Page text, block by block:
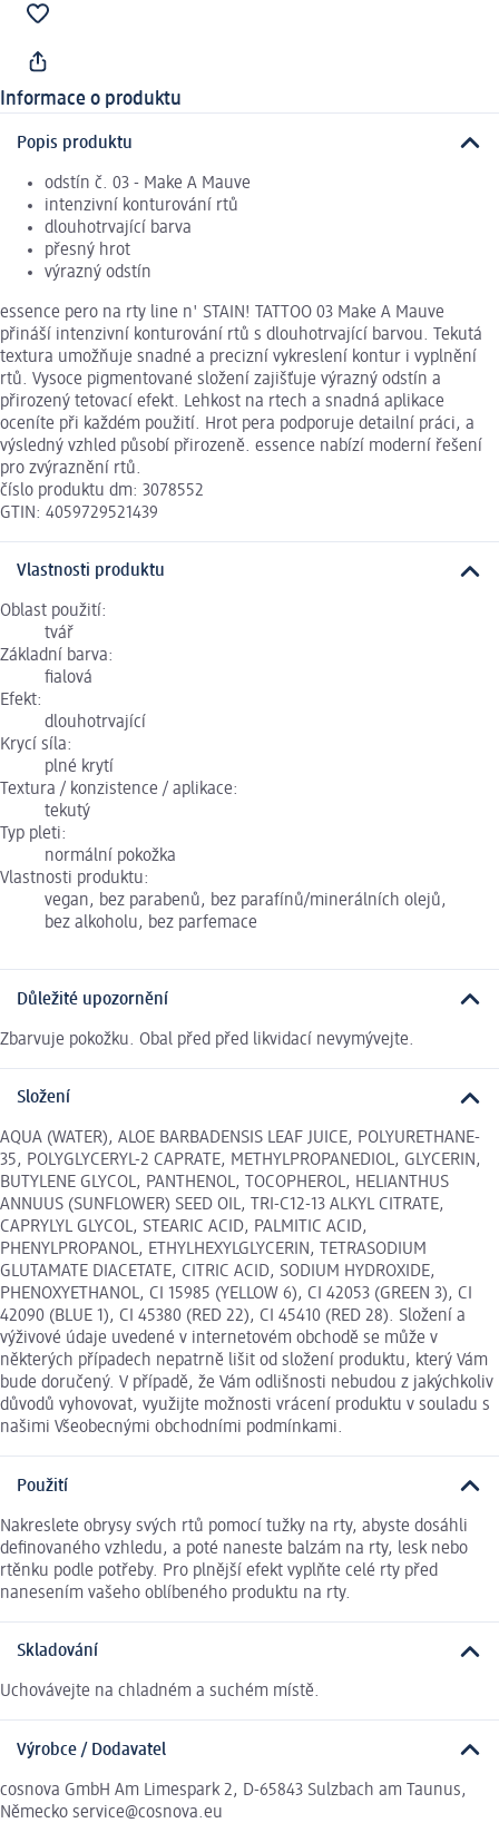
Informace o produktu
Popis produktu
odstín č. 03 - Make A Mauve
intenzivní konturování rtů
dlouhotrvající barva
přesný hrot
výrazný odstín
essence pero na rty line n' STAIN! TATTOO 03 Make A Mauve
přináší intenzivní konturování rtů s dlouhotrvající barvou. Tekutá
textura umožňuje snadné a precizní vykreslení kontur i vyplnění
rtů. Vysoce pigmentované složení zajišťuje výrazný odstín a
přirozený tetovací efekt. Lehkost na rtech a snadná aplikace
oceníte při každém použití. Hrot pera podporuje detailní práci, a
výsledný vzhled působí přirozeně. essence nabízí moderní řešení
pro zvýraznění rtů.
číslo produktu dm: 3078552
GTIN: 4059729521439
Vlastnosti produktu
Oblast použití:
tvář
Základní barva:
fialová
Efekt:
dlouhotrvající
Krycí síla:
plné krytí
Textura / konzistence / aplikace:
tekutý
Typ pleti:
normální pokožka
Vlastnosti produktu:
vegan, bez parabenů, bez parafínů/minerálních olejů,
bez alkoholu, bez parfemace
Důležité upozornění
Zbarvuje pokožku. Obal před před likvidací nevymývejte.
Složení
AQUA (WATER), ALOE BARBADENSIS LEAF JUICE, POLYURETHANE-
35, POLYGLYCERYL-2 CAPRATE, METHYLPROPANEDIOL, GLYCERIN,
BUTYLENE GLYCOL, PANTHENOL, TOCOPHEROL, HELIANTHUS
ANNUUS (SUNFLOWER) SEED OIL, TRI-C12-13 ALKYL CITRATE,
CAPRYLYL GLYCOL, STEARIC ACID, PALMITIC ACID,
PHENYLPROPANOL, ETHYLHEXYLGLYCERIN, TETRASODIUM
GLUTAMATE DIACETATE, CITRIC ACID, SODIUM HYDROXIDE,
PHENOXYETHANOL, CI 15985 (YELLOW 6), CI 42053 (GREEN 3), CI
42090 (BLUE 1), CI 45380 (RED 22), CI 45410 (RED 28). Složení a
výživové údaje uvedené v internetovém obchodě se může v
některých případech nepatrně lišit od složení produktu, který Vám
bude doručený. V případě, že Vám odlišnosti nebudou z jakýchkoliv
důvodů vyhovovat, využijte možnosti vrácení produktu v souladu s
našimi Všeobecnými obchodními podmínkami.
Použití
Nakreslete obrysy svých rtů pomocí tužky na rty, abyste dosáhli
definovaného vzhledu, a poté naneste balzám na rty, lesk nebo
rtěnku podle potřeby. Pro plnější efekt vyplňte celé rty před
nanesením vašeho oblíbeného produktu na rty.
Skladování
Uchovávejte na chladném a suchém místě.
Výrobce / Dodavatel
cosnova GmbH Am Limespark 2, D-65843 Sulzbach am Taunus,
Německo service@cosnova.eu